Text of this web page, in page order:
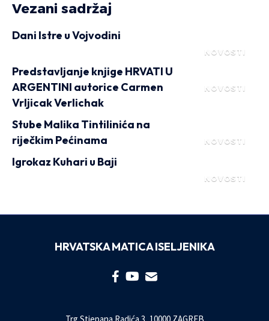
Vezani sadržaj
NOVOSTI
Dani Istre u Vojvodini
NOVOSTI
Predstavljanje knjige HRVATI U
ARGENTINI autorice Carmen
Vrljicak Verlichak
NOVOSTI
Stube Malika Tintilinića na
riječkim Pećinama
NOVOSTI
Igrokaz Kuhari u Baji
HRVATSKA MATICA ISELJENIKA